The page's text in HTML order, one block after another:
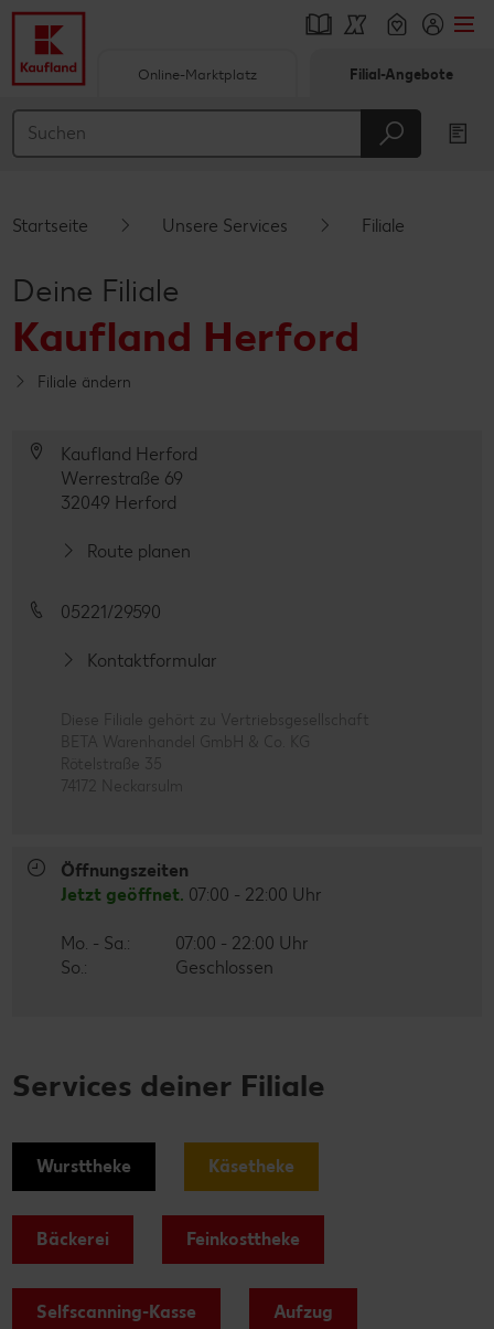
Hauptinhalt
Online-Marktplatz Filial-Angebote
Startseite Unsere Services Filiale
Deine Filiale
Kaufland Herford
Filiale ändern
Kaufland Herford
Werrestraße 69
32049 Herford
Route planen
05221/29590
Kontaktformular
Diese Filiale gehört zu Vertriebsgesellschaft
BETA Warenhandel GmbH & Co. KG
Rötelstraße 35
74172 Neckarsulm
Öffnungszeiten
Jetzt geöffnet. 07:00 - 22:00 Uhr
Mo. - Sa.:
07:00 - 22:00 Uhr
So.:
Geschlossen
Services deiner Filiale
Wursttheke Käsetheke
Bäckerei Feinkosttheke
Selfscanning-Kasse Aufzug